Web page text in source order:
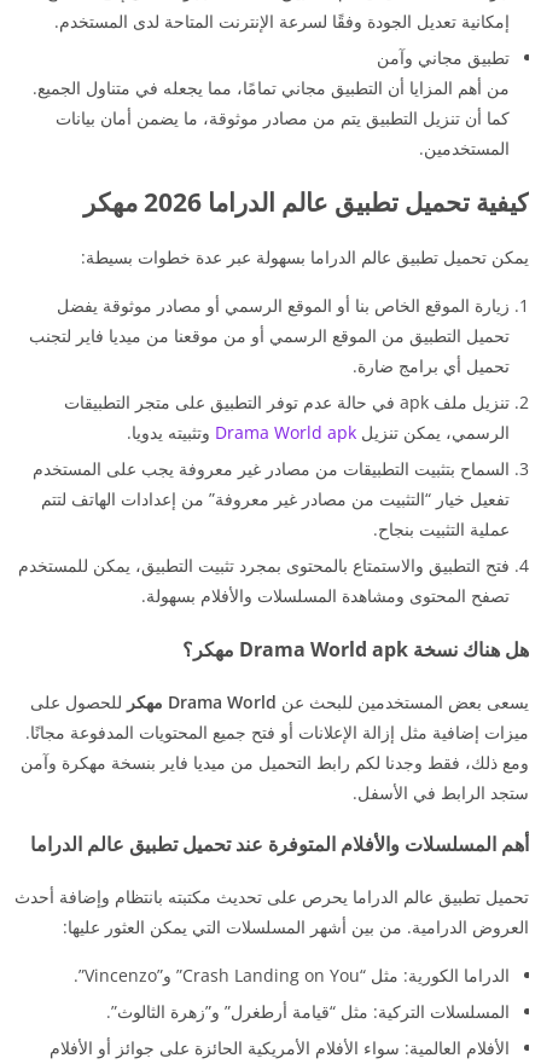
إمكانية تعديل الجودة وفقًا لسرعة الإنترنت المتاحة لدى المستخدم.
تطبيق مجاني وآمن
من أهم المزايا أن التطبيق مجاني تمامًا، مما يجعله في متناول الجميع.
كما أن تنزيل التطبيق يتم من مصادر موثوقة، ما يضمن أمان بيانات
المستخدمين.
كيفية تحميل تطبيق عالم الدراما 2026 مهكر
يمكن تحميل تطبيق عالم الدراما بسهولة عبر عدة خطوات بسيطة:
زيارة الموقع الخاص بنا أو الموقع الرسمي أو مصادر موثوقة يفضل
تحميل التطبيق من الموقع الرسمي أو من موقعنا من ميديا فاير لتجنب
تحميل أي برامج ضارة.
تنزيل ملف apk في حالة عدم توفر التطبيق على متجر التطبيقات
الرسمي، يمكن تنزيل Drama World apk وتثبيته يدويا.
السماح بتثبيت التطبيقات من مصادر غير معروفة يجب على المستخدم
تفعيل خيار “التثبيت من مصادر غير معروفة” من إعدادات الهاتف لتتم
عملية التثبيت بنجاح.
فتح التطبيق والاستمتاع بالمحتوى بمجرد تثبيت التطبيق، يمكن للمستخدم
تصفح المحتوى ومشاهدة المسلسلات والأفلام بسهولة.
هل هناك نسخة Drama World apk مهكر؟
يسعى بعض المستخدمين للبحث عن Drama World مهكر
للحصول على
ميزات إضافية مثل إزالة الإعلانات أو فتح جميع المحتويات المدفوعة مجانًا.
ومع ذلك، فقط وجدنا لكم رابط التحميل من ميديا فاير بنسخة مهكرة وآمن
ستجد الرابط في الأسفل.
أهم المسلسلات والأفلام المتوفرة عند تحميل تطبيق عالم الدراما
تحميل تطبيق عالم الدراما يحرص على تحديث مكتبته بانتظام وإضافة أحدث
العروض الدرامية. من بين أشهر المسلسلات التي يمكن العثور عليها:
الدراما الكورية: مثل “Crash Landing on You” و”Vincenzo”.
المسلسلات التركية: مثل “قيامة أرطغرل” و”زهرة الثالوث”.
الأفلام العالمية: سواء الأفلام الأمريكية الحائزة على جوائز أو الأفلام